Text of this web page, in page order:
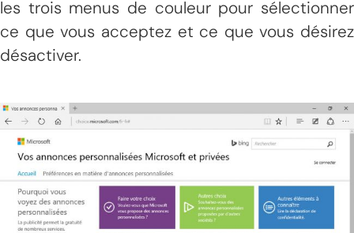
les trois menus de couleur pour sélectionner
ce que vous acceptez et ce que vous désirez
désactiver.